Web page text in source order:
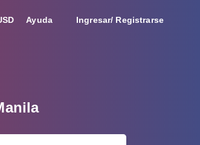
Ayuda Ingresar/ Registrarse